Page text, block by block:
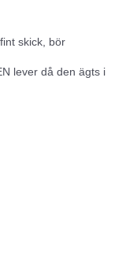
skick, bör
lever då den ägts i